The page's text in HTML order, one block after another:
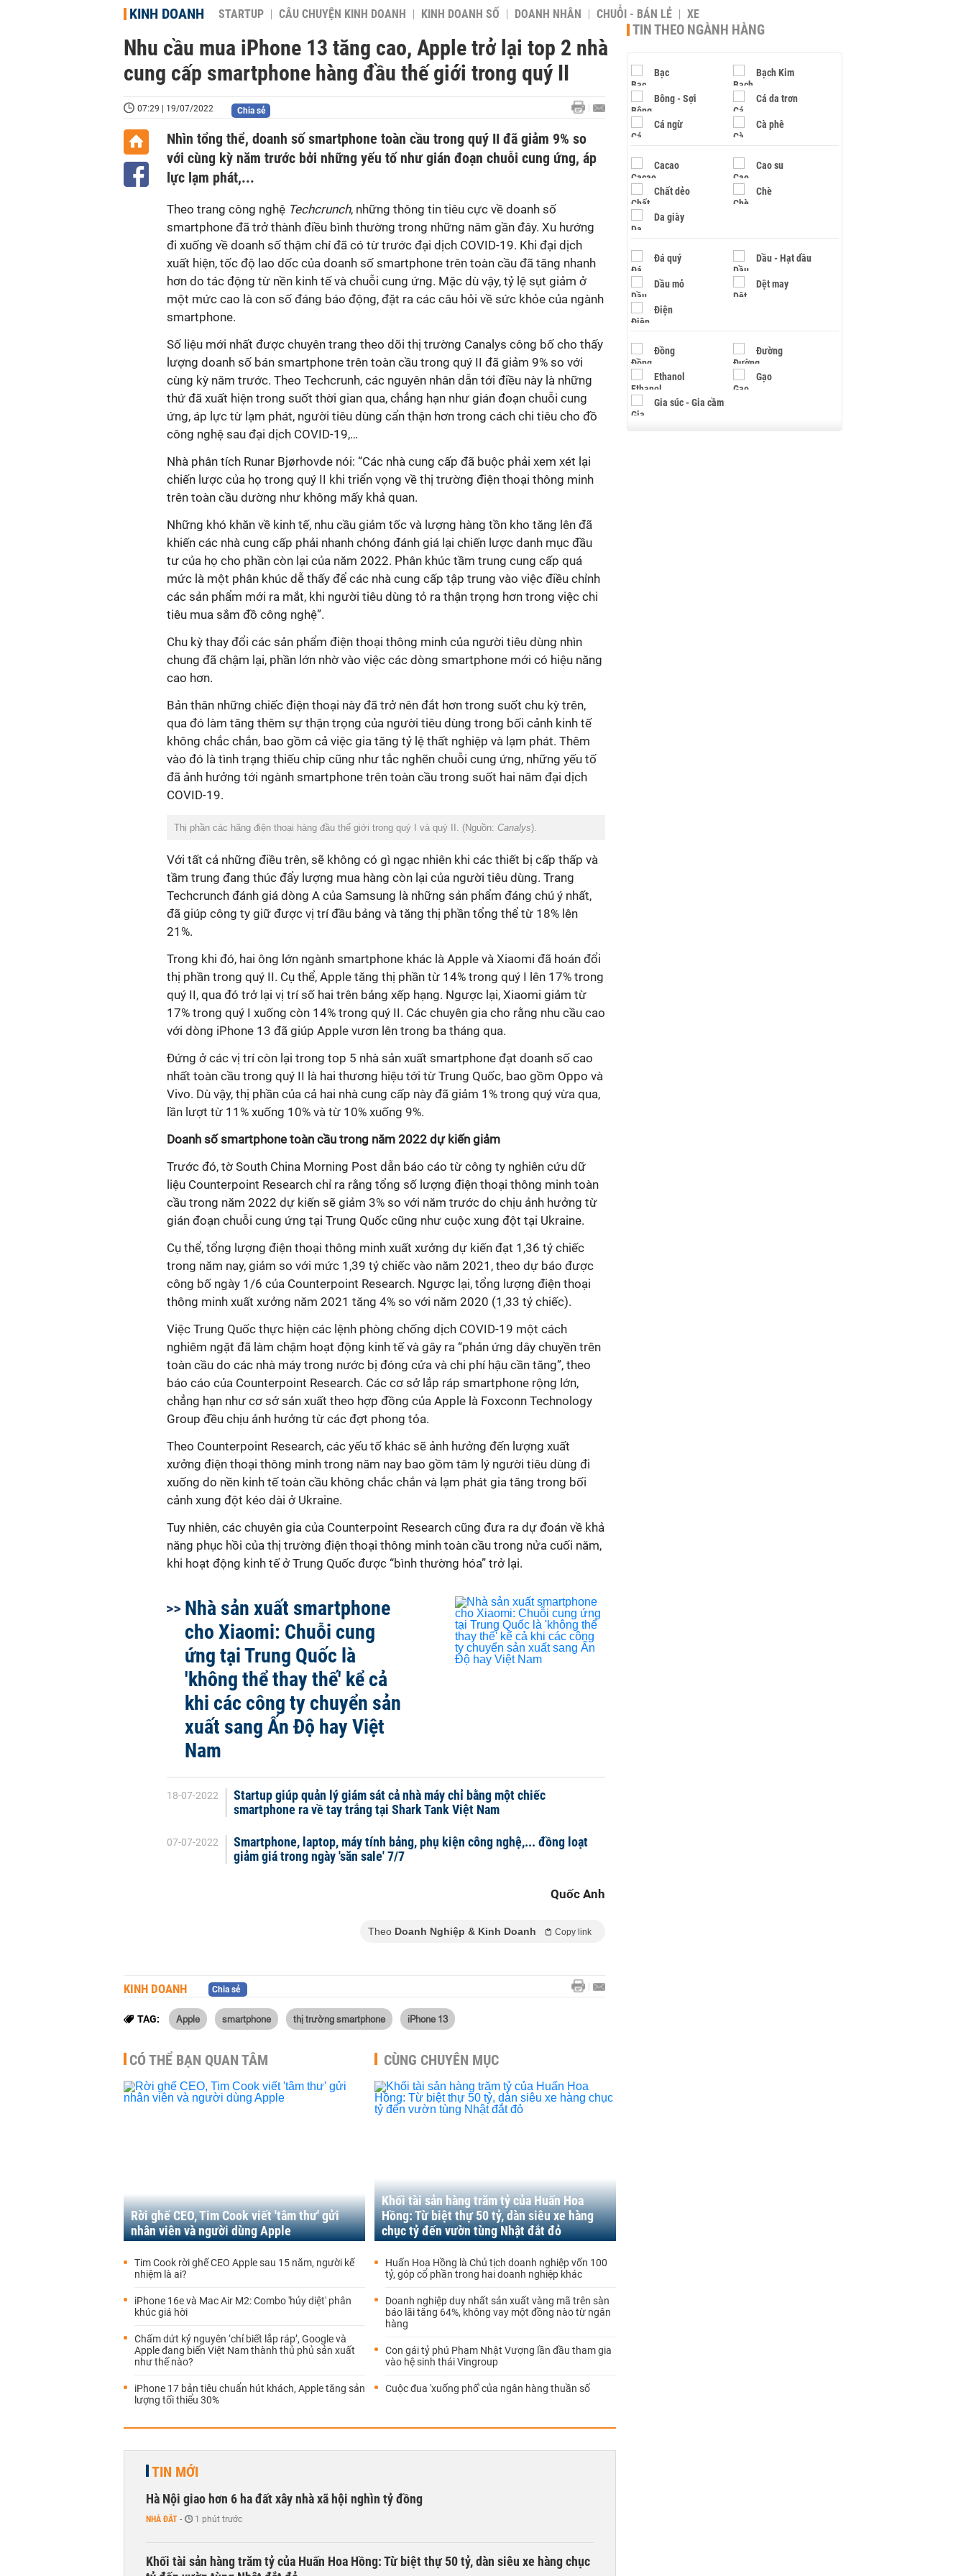
KINH DOANH STARTUP CÂU CHUYỆN KINH DOANH KINH DOANH SỐ DOANH NHÂN CHUỖI - BÁN LẺ XE
Nhu cầu mua iPhone 13 tăng cao, Apple trở lại top 2 nhà
cung cấp smartphone hàng đầu thế giới trong quý II
07:29 | 19/07/2022 Chia sẻ
Nhìn tổng thể, doanh số smartphone toàn cầu trong quý II đã giảm 9% so
với cùng kỳ năm trước bởi những yếu tố như gián đoạn chuỗi cung ứng, áp
lực lạm phát,...
Theo trang công nghệ Techcrunch, những thông tin tiêu cực về doanh số
smartphone đã trở thành điều bình thường trong những năm gần đây. Xu hướng
đi xuống về doanh số thậm chí đã có từ trước đại dịch COVID-19. Khi đại dịch
xuất hiện, tốc độ lao dốc của doanh số smartphone trên toàn cầu đã tăng nhanh
hơn do tác động từ nền kinh tế và chuỗi cung ứng. Mặc dù vậy, tỷ lệ sụt giảm ở
một mức cao là con số đáng báo động, đặt ra các câu hỏi về sức khỏe của ngành
smartphone.
Số liệu mới nhất được chuyên trang theo dõi thị trường Canalys công bố cho thấy
lượng doanh số bán smartphone trên toàn cầu trong quý II đã giảm 9% so với
cùng kỳ năm trước. Theo Techcrunh, các nguyên nhân dẫn tới điều này là những
thứ đã xuất hiện trong suốt thời gian qua, chẳng hạn như gián đoạn chuỗi cung
ứng, áp lực từ lạm phát, người tiêu dùng cẩn thận hơn trong cách chi tiêu cho đồ
công nghệ sau đại dịch COVID-19,…
Nhà phân tích Runar Bjørhovde nói: “Các nhà cung cấp đã buộc phải xem xét lại
chiến lược của họ trong quý II khi triển vọng về thị trường điện thoại thông minh
trên toàn cầu dường như không mấy khả quan.
Những khó khăn về kinh tế, nhu cầu giảm tốc và lượng hàng tồn kho tăng lên đã
khiến các nhà cung cấp phải nhanh chóng đánh giá lại chiến lược danh mục đầu
tư của họ cho phần còn lại của năm 2022. Phân khúc tầm trung cung cấp quá
mức là một phân khúc dễ thấy để các nhà cung cấp tập trung vào việc điều chỉnh
các sản phẩm mới ra mắt, khi người tiêu dùng tỏ ra thận trọng hơn trong việc chi
tiêu mua sắm đồ công nghệ”.
Chu kỳ thay đổi các sản phẩm điện thoại thông minh của người tiêu dùng nhìn
chung đã chậm lại, phần lớn nhờ vào việc các dòng smartphone mới có hiệu năng
cao hơn.
Bản thân những chiếc điện thoại này đã trở nên đắt hơn trong suốt chu kỳ trên,
qua đó làm tăng thêm sự thận trọng của người tiêu dùng trong bối cảnh kinh tế
không chắc chắn, bao gồm cả việc gia tăng tỷ lệ thất nghiệp và lạm phát. Thêm
vào đó là tình trạng thiếu chip cũng như tắc nghẽn chuỗi cung ứng, những yếu tố
đã ảnh hưởng tới ngành smartphone trên toàn cầu trong suốt hai năm đại dịch
COVID-19.
Thị phần các hãng điện thoại hàng đầu thế giới trong quý I và quý II. (Nguồn: Canalys).
Với tất cả những điều trên, sẽ không có gì ngạc nhiên khi các thiết bị cấp thấp và
tầm trung đang thúc đẩy lượng mua hàng còn lại của người tiêu dùng. Trang
Techcrunch đánh giá dòng A của Samsung là những sản phẩm đáng chú ý nhất,
đã giúp công ty giữ được vị trí đầu bảng và tăng thị phần tổng thể từ 18% lên
21%.
Trong khi đó, hai ông lớn ngành smartphone khác là Apple và Xiaomi đã hoán đổi
thị phần trong quý II. Cụ thể, Apple tăng thị phần từ 14% trong quý I lên 17% trong
quý II, qua đó trở lại vị trí số hai trên bảng xếp hạng. Ngược lại, Xiaomi giảm từ
17% trong quý I xuống còn 14% trong quý II. Các chuyên gia cho rằng nhu cầu cao
với dòng iPhone 13 đã giúp Apple vươn lên trong ba tháng qua.
Đứng ở các vị trí còn lại trong top 5 nhà sản xuất smartphone đạt doanh số cao
nhất toàn cầu trong quý II là hai thương hiệu tới từ Trung Quốc, bao gồm Oppo và
Vivo. Dù vậy, thị phần của cả hai nhà cung cấp này đã giảm 1% trong quý vừa qua,
lần lượt từ 11% xuống 10% và từ 10% xuống 9%.
Doanh số smartphone toàn cầu trong năm 2022 dự kiến giảm
Trước đó, tờ South China Morning Post dẫn báo cáo từ công ty nghiên cứu dữ
liệu Counterpoint Research chỉ ra rằng tổng số lượng điện thoại thông minh toàn
cầu trong năm 2022 dự kiến sẽ giảm 3% so với năm trước do chịu ảnh hưởng từ
gián đoạn chuỗi cung ứng tại Trung Quốc cũng như cuộc xung đột tại Ukraine.
Cụ thể, tổng lượng điện thoại thông minh xuất xưởng dự kiến ​​đạt 1,36 tỷ chiếc
trong năm nay, giảm so với mức 1,39 tỷ chiếc vào năm 2021, theo dự báo được
công bố ngày 1/6 của Counterpoint Research. Ngược lại, tổng lượng điện thoại
thông minh xuất xưởng năm 2021 tăng 4% so với năm 2020 (1,33 tỷ chiếc).
Việc Trung Quốc thực hiện các lệnh phòng chống dịch COVID-19 một cách
nghiêm ngặt đã làm chậm hoạt động kinh tế và gây ra “phản ứng dây chuyền trên
toàn cầu do các nhà máy trong nước bị đóng cửa và chi phí hậu cần tăng”, theo
báo cáo của Counterpoint Research. Các cơ sở lắp ráp smartphone rộng lớn,
chẳng hạn như cơ sở sản xuất theo hợp đồng của Apple là Foxconn Technology
Group đều chịu ảnh hưởng từ các đợt phong tỏa.
Theo Counterpoint Research, các yếu tố khác sẽ ảnh hưởng đến lượng xuất
xưởng điện thoại thông minh trong năm nay bao gồm tâm lý người tiêu dùng đi
xuống do nền kinh tế toàn cầu không chắc chắn và lạm phát gia tăng trong bối
cảnh xung đột kéo dài ở Ukraine.
Tuy nhiên, các chuyên gia của Counterpoint Research cũng đưa ra dự đoán về khả
năng phục hồi của thị trường điện thoại thông minh toàn cầu trong nửa cuối năm,
khi hoạt động kinh tế ở Trung Quốc được “bình thường hóa” trở lại.
Nhà sản xuất smartphone
cho Xiaomi: Chuỗi cung
ứng tại Trung Quốc là
'không thể thay thế' kể cả
khi các công ty chuyển sản
xuất sang Ấn Độ hay Việt
Nam
18-07-2022
Startup giúp quản lý giám sát cả nhà máy chỉ bằng một chiếc
smartphone ra về tay trắng tại Shark Tank Việt Nam
07-07-2022
Smartphone, laptop, máy tính bảng, phụ kiện công nghệ,... đồng loạt
giảm giá trong ngày 'săn sale' 7/7
Quốc Anh
Theo Doanh Nghiệp & Kinh Doanh Copy link
KINH DOANH Chia sẻ
TAG: Apple smartphone thị trường smartphone iPhone 13
CÓ THỂ BẠN QUAN TÂM
Rời ghế CEO, Tim Cook viết 'tâm thư' gửi
nhân viên và người dùng Apple
Tim Cook rời ghế CEO Apple sau 15 năm, người kế
nhiệm là ai?
iPhone 16e và Mac Air M2: Combo 'hủy diệt' phân
khúc giá hời
Chấm dứt kỷ nguyên ‘chỉ biết lắp ráp’, Google và
Apple đang biến Việt Nam thành thủ phủ sản xuất
như thế nào?
iPhone 17 bản tiêu chuẩn hút khách, Apple tăng sản
lượng tối thiểu 30%
CÙNG CHUYÊN MỤC
Khối tài sản hàng trăm tỷ của Huấn Hoa
Hồng: Từ biệt thự 50 tỷ, dàn siêu xe hàng
chục tỷ đến vườn tùng Nhật đắt đỏ
Huấn Hoa Hồng là Chủ tịch doanh nghiệp vốn 100
tỷ, góp cổ phần trong hai doanh nghiệp khác
Doanh nghiệp duy nhất sản xuất vàng mã trên sàn
báo lãi tăng 64%, không vay một đồng nào từ ngân
hàng
Con gái tỷ phú Phạm Nhật Vượng lần đầu tham gia
vào hệ sinh thái Vingroup
Cuộc đua 'xuống phố' của ngân hàng thuần số
TIN MỚI
Hà Nội giao hơn 6 ha đất xây nhà xã hội nghìn tỷ đồng
NHÀ ĐẤT - 1 phút trước
Khối tài sản hàng trăm tỷ của Huấn Hoa Hồng: Từ biệt thự 50 tỷ, dàn siêu xe hàng chục
TIN THEO NGÀNH HÀNG
Bạc Bạch Kim
Bông - Sợi Cá da trơn
Cá ngừ Cà phê
Cacao Cao su
Chất dẻo Chè
Da giày
Đá quý Dầu - Hạt dầu
Dầu mỏ Dệt may
Điện
Đồng Đường
Ethanol Gạo
Gia súc - Gia cầm